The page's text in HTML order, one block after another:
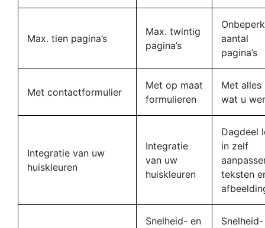
Max. tien pagina’s
Max. twintig
pagina’s
aantal
pagina’s
Met contactformulier
Met op maat
formulieren
Met alles
wat u
Integratie van uw
huiskleuren
Integratie
van uw
huiskleuren
Dagdeel
in zelf
teksten
Snelheid- en